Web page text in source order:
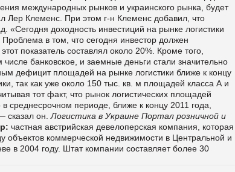
международных рынков и украинского рынка, будет
Лер Клеменс. При этом г-н Клеменс добавил, что
«Сегодня доходность инвестиций на рынке логистики
в том, что сегодня инвестор должен
показатель составлял около 20%. Кроме того,
банковское, и заемные деньги стали значительно
дефицит площадей на рынке логистики ближе к концу
так как уже около 150 тыс. кв. м площадей класса А и
тот факт, что рынок логистических площадей
периоде, ближе к концу 2011 года,
сказал он. Логистика в Украине Портал розничной и
частная австрийская девелоперская компания, которая
объектов коммерческой недвижимости в Центральной и
в 2004 году. Штат компании составляет более 30